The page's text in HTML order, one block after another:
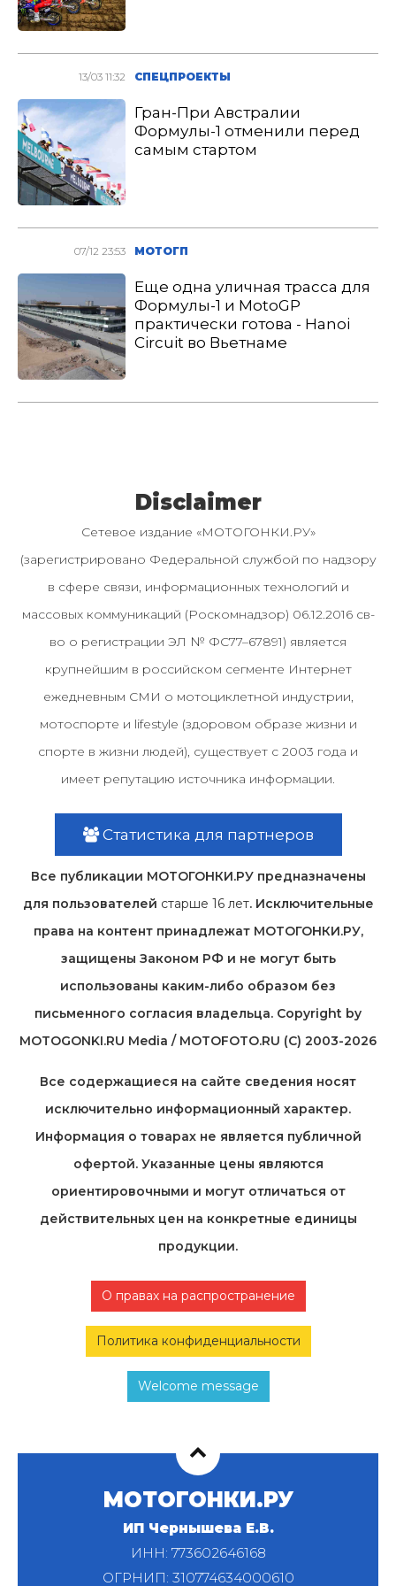
13/03 11:32 СПЕЦПРОЕКТЫ
Гран-При Австралии
Формулы-1 отменили перед
самым стартом
07/12 23:53 МОТОГП
Еще одна уличная трасса для
Формулы-1 и MotoGP
практически готова - Hanoi
Circuit во Вьетнаме
Disclaimer
Сетевое издание «МОТОГОНКИ.РУ»
(зарегистрировано Федеральной службой по надзору
в сфере связи, информационных технологий и
массовых коммуникаций (Роскомнадзор) 06.12.2016 св-
во о регистрации ЭЛ № ФС77–67891) является
крупнейшим в российском сегменте Интернет
ежедневным СМИ о мотоциклетной индустрии,
мотоспорте и lifestyle (здоровом образе жизни и
спорте в жизни людей), существует с 2003 года и
имеет репутацию источника информации.
Статистика для партнеров
Все публикации МОТОГОНКИ.РУ предназначены
для пользователей старше 16 лет. Исключительные
права на контент принадлежат МОТОГОНКИ.РУ,
защищены Законом РФ и не могут быть
использованы каким-либо образом без
письменного согласия владельца. Copyright by
MOTOGONKI.RU Media / MOTOFOTO.RU (C) 2003-2026
Все содержащиеся на cайте сведения носят
исключительно информационный характер.
Информация о товарах не является публичной
офертой. Указанные цены являются
ориентировочными и могут отличаться от
действительных цен на конкретные единицы
продукции.
О правах на распространение
Политика конфиденциальности
Welcome message
МОТОГОНКИ.РУ
ИП Чернышева Е.В.
ИНН: 773602646168
ОГРНИП: 310774634000610